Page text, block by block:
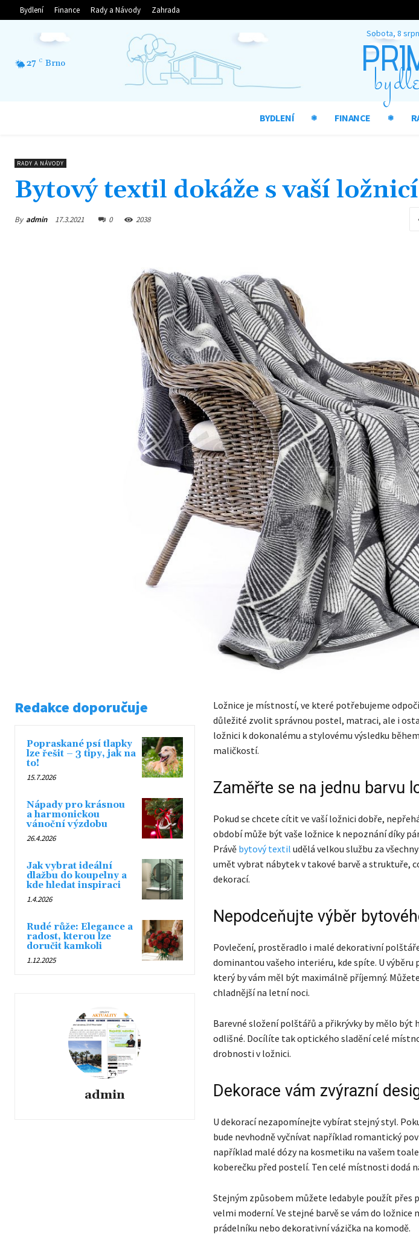
Bydlení Finance Rady a Návody Zahrada
27 C Brno
Sobota, 8
BYDLENÍ FINANCE
RADY A NÁVODY
Bytový textil dokáže s vaší
By admin 17.3.2021 0 2038
Redakce doporučuje
Popraskané psí tlapky
lze řešit – 3 tipy, jak na
to!
15.7.2026
Nápady pro krásnou
a harmonickou
vánoční výzdobu
26.4.2026
Jak vybrat ideální
dlažbu do koupelny a
kde hledat inspiraci
1.4.2026
Rudé růže: Elegance a
radost, kterou lze
doručit kamkoli
1.12.2025
admin
Ložnice je místností, ve které potřebujeme
důležité zvolit správnou postel, matraci, ale i
ložnici k dokonalému a stylovému výsledku
maličkostí.
Zaměřte se na jednu barvu
Pokud se chcete cítit ve vaší ložnici dobře,
období může být vaše ložnice k nepoznání díky
Právě bytový textil udělá velkou službu za
umět vybrat nábytek v takové barvě a struktuře,
dekorací.
Nepodceňujte výběr
Povlečení, prostěradlo i malé dekorativní
dominantou vašeho interiéru, kde spíte. U
který by vám měl být maximálně příjemný.
chladnější na letní noci.
Barevné složení polštářů a přikrývky by mělo být
odlišné. Docílíte tak optického sladění celé
drobnosti v ložnici.
Dekorace vám zvýrazní
U dekorací nezapomínejte vybírat stejný styl.
bude nevhodně vyčnívat například romantický
například malé dózy na kosmetiku na vašem
koberečku před postelí. Ten celé místnosti dodá
Stejným způsobem můžete ledabyle použít přes
velmi moderní. Ve stejné barvě se vám do
prádelníku nebo dekorativní vázička na komodě.